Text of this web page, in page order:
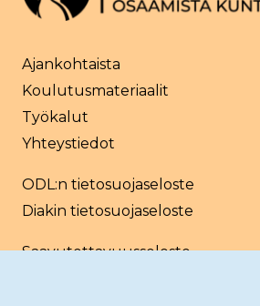
Ajankohtaista
Koulutusmateriaalit
Työkalut
Yhteystiedot
ODL:n tietosuojaseloste
Diakin tietosuojaseloste
Saavutettavuusseloste